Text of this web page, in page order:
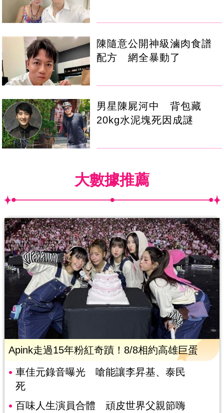
陳隨意公開神級滷肉食譜
配方 網全暴動了
男星陳屍河中 背包藏
20kg水泥塊死因成謎
大數據推薦
Apink走過15年粉紅奇蹟！8/8相約高雄巨蛋
車佳元錄音曝光 嗆能讓李昇基、泰民
死
百味人生演員合體 頑皮世界父親節嗨